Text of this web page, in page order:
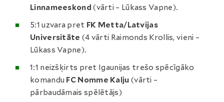
Linnameeskond (vārti – Lūkass Vapne).
5:1 uzvara pret FK Metta/Latvijas
Universitāte (4 vārti Raimonds Krollis, vieni –
Lūkass Vapne).
1:1 neizšķirts pret Igaunijas trešo spēcīgāko
komandu FC Nomme Kalju (vārti –
pārbaudāmais spēlētājs)